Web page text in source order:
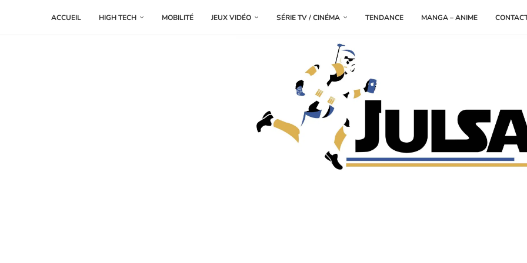
ACCUEIL HIGH TECH MOBILITÉ JEUX VIDÉO SÉRIE TV / CINÉMA TENDANCE MANGA – ANIME